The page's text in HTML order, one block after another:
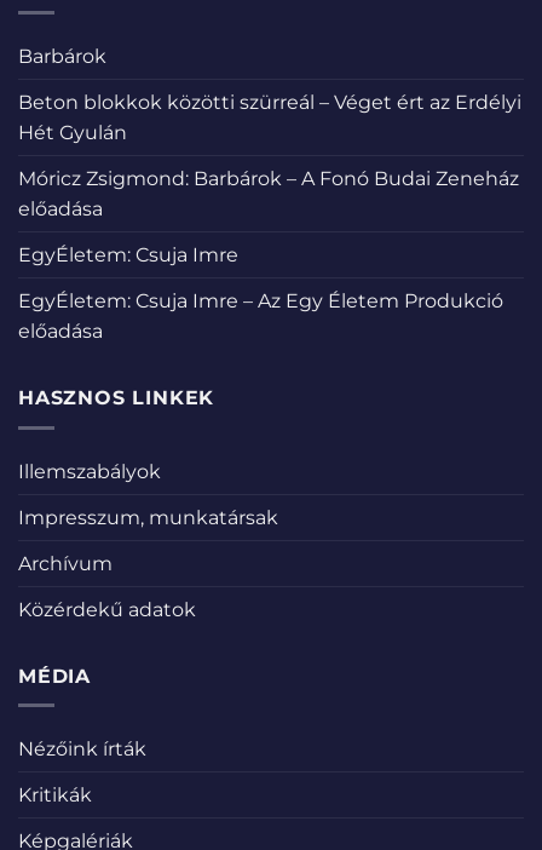
Barbárok
Beton blokkok közötti szürreál – Véget ért az Erdélyi
Hét Gyulán
Móricz Zsigmond: Barbárok – A Fonó Budai Zeneház
előadása
EgyÉletem: Csuja Imre
EgyÉletem: Csuja Imre – Az Egy Életem Produkció
előadása
HASZNOS LINKEK
Illemszabályok
Impresszum, munkatársak
Archívum
Közérdekű adatok
MÉDIA
Nézőink írták
Kritikák
Képgalériák